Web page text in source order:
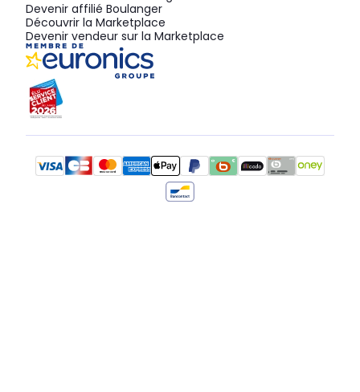
Devenir affilié Boulanger
Découvrir la Marketplace
Devenir vendeur sur la Marketplace